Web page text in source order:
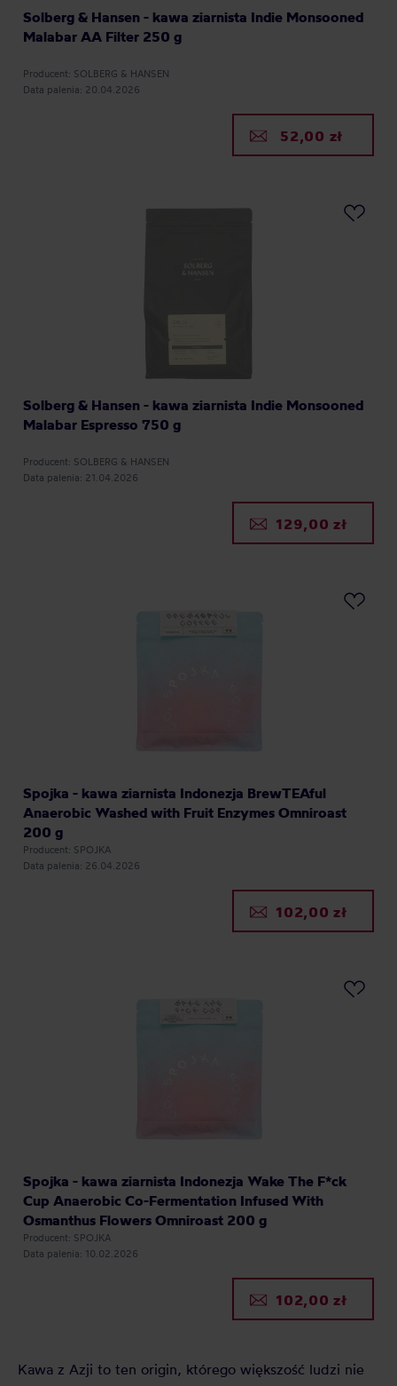
Solberg & Hansen - kawa ziarnista Indie Monsooned
Malabar AA Filter 250 g
Producent: SOLBERG & HANSEN
Data palenia: 20.04.2026
52,00 zł
Solberg & Hansen - kawa ziarnista Indie Monsooned
Malabar Espresso 750 g
Producent: SOLBERG & HANSEN
Data palenia: 21.04.2026
129,00 zł
Spojka - kawa ziarnista Indonezja BrewTEAful
Anaerobic Washed with Fruit Enzymes Omniroast
200 g
Producent: SPOJKA
Data palenia: 26.04.2026
102,00 zł
Spojka - kawa ziarnista Indonezja Wake The F*ck
Cup Anaerobic Co-Fermentation Infused With
Osmanthus Flowers Omniroast 200 g
Producent: SPOJKA
Data palenia: 10.02.2026
102,00 zł
Kawa z Azji to ten origin, którego większość ludzi nie